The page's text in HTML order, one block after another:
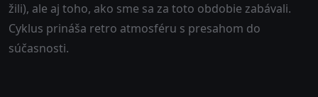
žili), ale aj toho, ako sme sa za toto obdobie zabávali.
Cyklus prináša retro atmosféru s presahom do
súčasnosti.